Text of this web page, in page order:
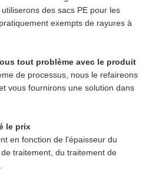
des sacs PE pour les
exempts de rayures à
tout problème avec le produit
de processus, nous le refaireons
vous fournirons une solution dans
le prix
en fonction de l'épaisseur du
traitement, du traitement de